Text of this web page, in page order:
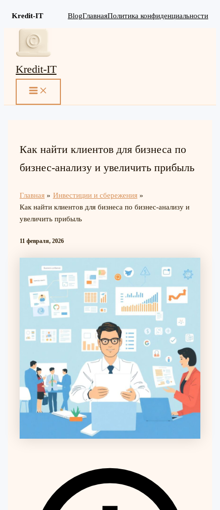
Kredit-IT BlogГлавнаяПолитика конфиденциальности
Перейти
содержимому
Kredit-IT
MAIN
Как найти клиентов для бизнеса по
бизнес-анализу и увеличить прибыль
Главная
Инвестиции и сбережения
Как найти клиентов для бизнеса по бизнес-анализу и
увеличить прибыль
11 февраля, 2026